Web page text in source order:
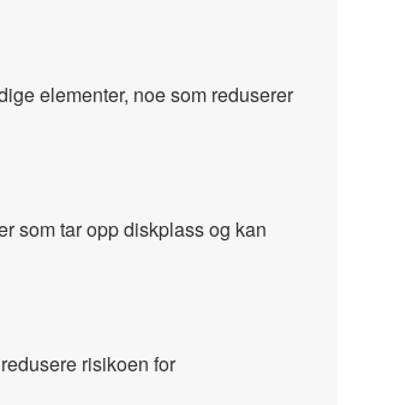
elementer, noe som reduserer
som tar opp diskplass og kan
risikoen for